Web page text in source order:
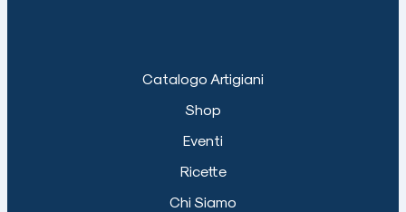
Catalogo Artigiani
Shop
Eventi
Ricette
Chi Siamo